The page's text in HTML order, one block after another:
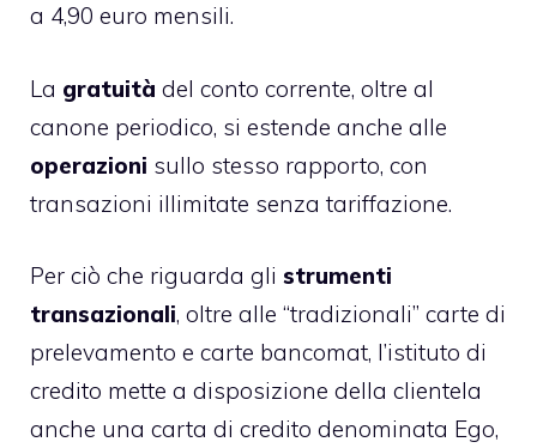
a 4,90 euro mensili.
La gratuità del conto corrente, oltre al
canone periodico, si estende anche alle
operazioni sullo stesso rapporto, con
transazioni illimitate senza tariffazione.
Per ciò che riguarda gli strumenti
transazionali, oltre alle “tradizionali” carte di
prelevamento e carte bancomat, l’istituto di
credito mette a disposizione della clientela
anche una carta di credito denominata Ego,